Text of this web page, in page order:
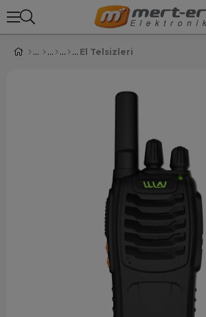
El Telsizleri